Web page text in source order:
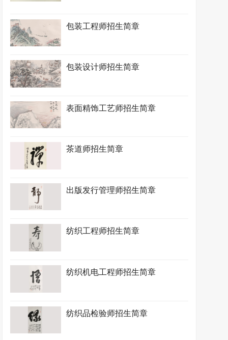
包装工程师招生简章
包装设计师招生简章
表面精饰工艺师招生简章
茶道师招生简章
出版发行管理师招生简章
纺织工程师招生简章
纺织机电工程师招生简章
纺织品检验师招生简章